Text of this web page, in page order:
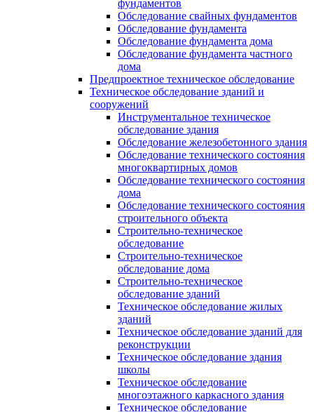
фундаментов
Обследование свайных фундаментов
Обследование фундамента
Обследование фундамента дома
Обследование фундамента частного
дома
Предпроектное техническое обследование
Техническое обследование зданий и
сооружений
Инструментальное техническое
обследование здания
Обследование железобетонного здания
Обследование технического состояния
многоквартирных домов
Обследование технического состояния
дома
Обследование технического состояния
строительного объекта
Строительно-техническое
обследование
Строительно-техническое
обследование дома
Строительно-техническое
обследование зданий
Техническое обследование жилых
зданий
Техническое обследование зданий для
реконструкции
Техническое обследование здания
школы
Техническое обследование
многоэтажного каркасного здания
Техническое обследование